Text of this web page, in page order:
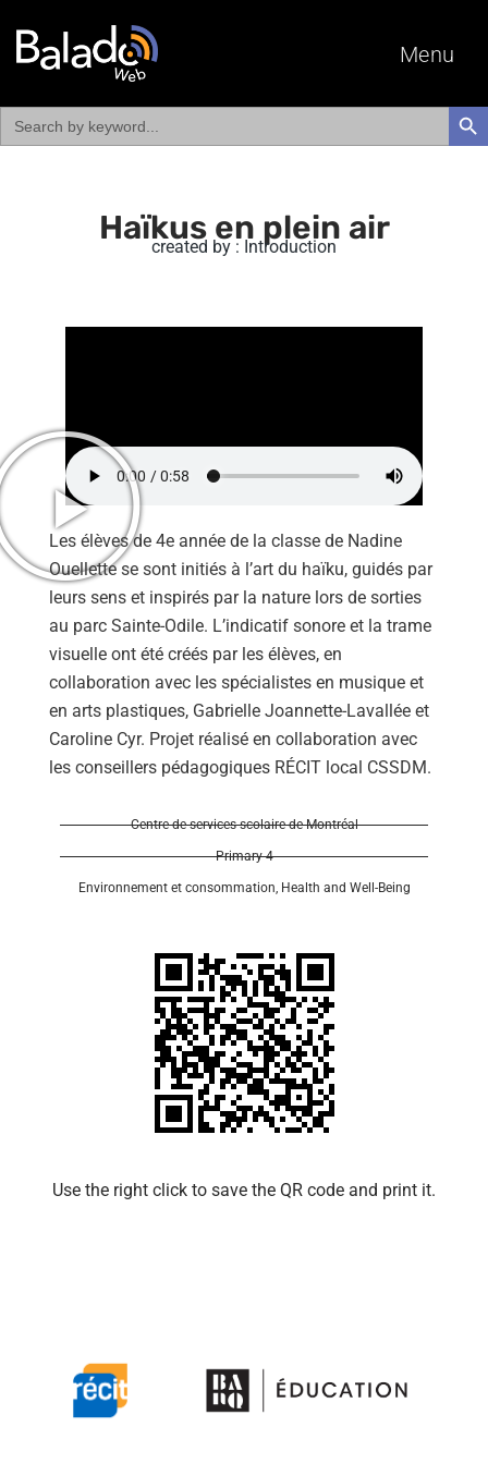
Menu
Search
for:
Haïkus en plein air
created by : Introduction
Les élèves de 4e année de la classe de Nadine
Ouellette se sont initiés à l’art du haïku, guidés par
leurs sens et inspirés par la nature lors de sorties
au parc Sainte-Odile. L’indicatif sonore et la trame
visuelle ont été créés par les élèves, en
collaboration avec les spécialistes en musique et
en arts plastiques, Gabrielle Joannette-Lavallée et
Caroline Cyr. Projet réalisé en collaboration avec
les conseillers pédagogiques RÉCIT local CSSDM.
Centre de services scolaire de Montréal
Primary 4
Environnement et consommation, Health and Well-Being
Use the right click to save the QR code and print it.​​